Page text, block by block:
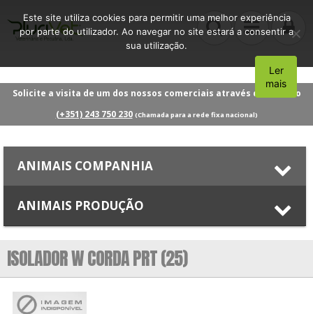
Solicite a visita de um dos nossos comerciais através do número
(+351) 243 750 230 (Chamada para a rede fixa nacional)
ANIMAIS COMPANHIA
ANIMAIS PRODUÇÃO
ISOLADOR W CORDA PRT (25)
Este site utiliza cookies para permitir uma melhor experiência
por parte do utilizador. Ao navegar no site estará a consentir a
sua utilização.
Aceito
Ler
mais